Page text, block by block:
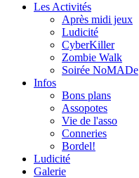
Les Activités
Après midi jeux
Ludicité
CyberKiller
Zombie Walk
Soirée NoMADe
Infos
Bons plans
Assopotes
Vie de l'asso
Conneries
Bordel!
Ludicité
Galerie